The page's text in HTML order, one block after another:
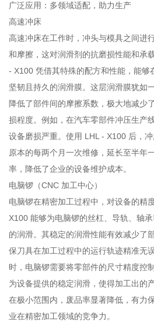
广泛应用：多领域适配，助力生产
高速冲床
高速冲床在工作时，冲头与模具之间进
和摩擦，这对润滑剂的抗磨损性能和承
- X100 凭借其特殊的配方和性能，能够
坚韧且持久的润滑膜。这层润滑膜犹如
降低了部件间的摩擦系数，极大地减少
损程度。例如，在汽车零部件冲压生产
设备磨损严重。使用 LHL - X100 后，
原本的每两个月一次维修，延长至半年
率，降低了企业的设备维护成本。
电脑锣（CNC 加工中心）
电脑锣在精密加工过程中，对设备的精
X100 能够为电脑锣的丝杠、导轨、轴
的润滑。其稳定的润滑性能有效减少了
保刀具在加工过程中的运行轨迹精准无
时，电脑锣需要将零部件的尺寸精度控
为设备提供的稳定润滑，使得加工出的
在极小范围内，废品率显著降低，有力
业在精密加工领域的竞争力。